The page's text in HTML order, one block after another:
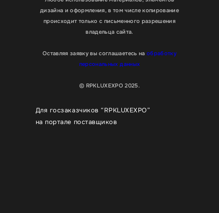
дизайна и оформления, в том числе копирование
происходит только с письменного разрешения
владельца сайта.
Оставляя заявку вы соглашаетесь на обработку
персональных данных
© RPKLUXEXPO 2025.
Для госзаказчиков “RPKLUXEXPO”
на портале поставщиков